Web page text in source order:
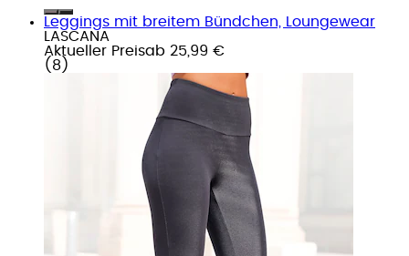
Leggings mit breitem Bündchen, Loungewear
LASCANA
Aktueller Preisab 25,99 €
( 8 )